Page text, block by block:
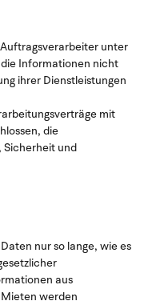
unter
Informationen nicht
ihrer Dienstleistungen
mit
die
und
nur so lange, wie es
aus
werden